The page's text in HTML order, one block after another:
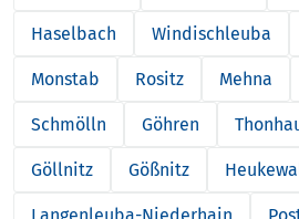
Haselbach Windischleuba
Monstab Rositz Mehna
Schmölln Göhren
Göllnitz Gößnitz